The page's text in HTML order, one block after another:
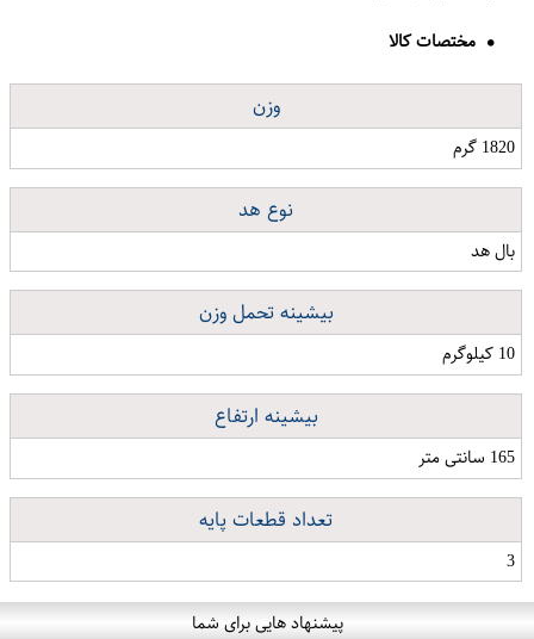
مختصات کالا
وزن
1820 گرم
نوع هد
بال هد
بیشینه تحمل وزن
10 کیلوگرم
بیشینه ارتفاع
165 سانتی متر
تعداد قطعات پایه
3
پیشنهاد هایی برای شما